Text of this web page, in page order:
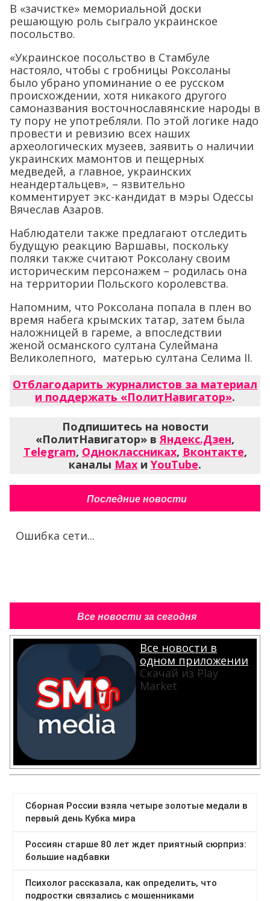
В «зачистке» мемориальной доски
решающую роль сыграло украинское
посольство.
«Украинское посольство в Стамбуле
настояло, чтобы с гробницы Роксоланы
было убрано упоминание о ее русском
происхождении, хотя никакого другого
самоназвания восточнославянские народы в
ту пору не употребляли. По этой логике надо
провести и ревизию всех наших
археологических музеев, заявить о наличии
украинских мамонтов и пещерных
медведей, а главное, украинских
неандертальцев», – язвительно
комментирует экс-кандидат в мэры Одессы
Вячеслав Азаров.
Наблюдатели также предлагают отследить
будущую реакцию Варшавы, поскольку
поляки также считают Роксолану своим
историческим персонажем – родилась она
на территории Польского королевства.
Напомним, что Роксолана попала в плен во
время набега крымских татар, затем была
наложницей в гареме, а впоследствии
женой османского султана Сулеймана
Великолепного, матерью султана Селима II.
Отблагодарить журналистов за материал
и поддержать «ПолитНавигатор».
Подпишитесь на новости
«ПолитНавигатор» в Яндекс.Дзен,
Telegram, Одноклассниках, Вконтакте,
каналы Max и YouTube.
Последние новости
Ошибка сети...
Все новости за сегодня
Все новости в
одном приложении
Скачай из Play
Market